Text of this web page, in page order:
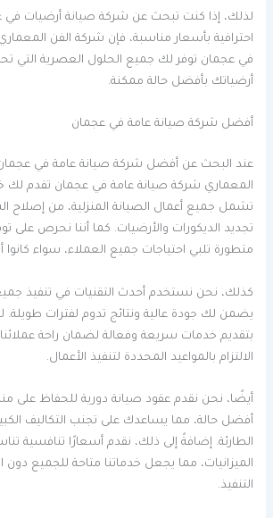
لذلك، إذا كنت تبحث عن شركة صيانة أرضيات
احترافية بأسعار مناسبة، فإن شركة الفن
في عجمان توفر لك جميع الحلول العصرية التي
أرضياتك بأفضل حالة ممكنة.
أفضل شركة صيانة عامة في عجمان
عند البحث عن أفضل شركة صيانة عامة في
المعماري شركة صيانة عامة في عجمان تقدم لك
تشمل جميع أعمال الصيانة المنزلية، من إصلاح
تجديد الديكورات والأرضيات. كما أننا نحرص على
متطورة تلبي احتياجات جميع العملاء، سواء كانوا
كذلك، نحن نستخدم أحدث التقنيات في تنفيذ
يضمن لك جودة عالية ونتائج تدوم لفترات طويلة.
بتقديم خدمات سريعة وفعالة لضمان راحة
الالتزام بالمواعيد المحددة لتنفيذ الأعمال.
أيضًا، نحن نقدم عقود صيانة دورية للحفاظ على
أفضل حالة، مما يساعدك على تجنب التكاليف
الطارئة. إضافةً إلى ذلك، نقدم أسعارًا تنافسية
الميزانيات، مما يجعل خدماتنا متاحة للجميع دون
التنفيذ.